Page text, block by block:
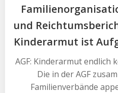
und
Kinderarmut ist
AGF: Kinderarmut endlich
Die in der AGF
Familienverbände